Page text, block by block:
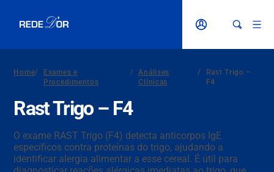
Home/
Exames e
Procedimentos
/
Análises
Clínicas
/
Rast Trigo –
F4
Rast Trigo – F4
O exame RAST Trigo (F4) detecta anticorpos IgE
específicos contra proteínas do trigo, ajudando a
identificar alergia alimentar a esse cereal. É útil para